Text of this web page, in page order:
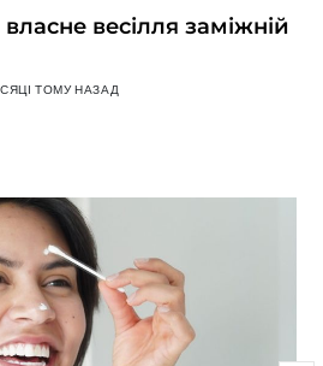
весілля заміжній
ТОМУ НАЗАД